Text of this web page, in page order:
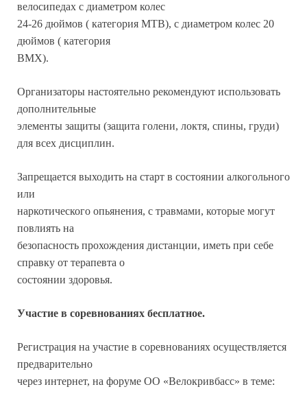
велосипедах с диаметром колес
24-26 дюймов ( категория МТВ), с диаметром колес 20
дюймов ( категория
ВМХ).
Организаторы настоятельно рекомендуют использовать
дополнительные
элементы защиты (защита голени, локтя, спины, груди)
для всех дисциплин.
Запрещается выходить на старт в состоянии алкогольного
или
наркотического опьянения, с травмами, которые могут
повлиять на
безопасность прохождения дистанции, иметь при себе
справку от терапевта о
состоянии здоровья.
Участие в соревнованиях бесплатное.
Регистрация на участие в соревнованиях осуществляется
предварительно
через интернет, на форуме ОО «Велокривбасс» в теме: